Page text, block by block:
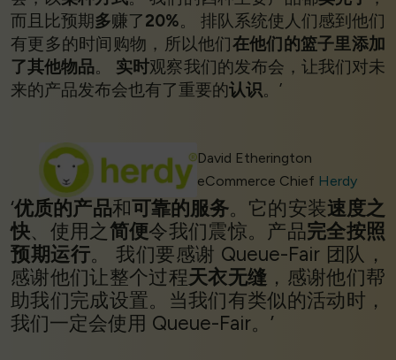
而且比预期多赚了20%。 排队系统使人们感到他们
有更多的时间购物，所以他们在他们的篮子里添加
了其他物品。 实时观察我们的发布会，让我们对未
来的产品发布会也有了重要的认识。’
David Etherington
eCommerce Chief Herdy
‘优质的产品和可靠的服务。它的安装速度之
快、使用之简便令我们震惊。产品完全按照
预期运行。 我们要感谢 Queue-Fair 团队，
感谢他们让整个过程天衣无缝 ，感谢他们帮
助我们完成设置。当我们有类似的活动时，
我们一定会使用 Queue-Fair。’